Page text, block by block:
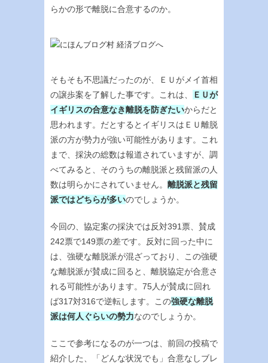
らかの形で離脱に合意するのか。
そもそも不思議だったのが、ＥＵがメイ首相
の譲歩案を了解した事です。これは、
ＥＵが
イギリスの合意なき離脱を防ぎたいからだと
思われます。だとするとイギリスはＥＵ離脱
派の方が勢力が強い可能性があります。これ
まで、採決の総数は報道されていますが、調
べてみると、そのうちの離脱派と残留派の人
数は明らかにされていません。 離脱派と残留
派ではどちらが多いのでしょうか。
今回の、協定案の採決では反対391票、賛成
242票で149票の差です。反対に回った中に
は、強硬な離脱派が混ざっており、この強硬
な離脱派が賛成に回ると、離脱協定が合意さ
れる可能性があります。75人が賛成に回れ
ば317対316で逆転します。この強硬な離脱
派は何人ぐらいの勢力なのでしょうか。
ここで参考になるのが一つは、前回の投稿で
紹介した、「どんな状況でも」合意なしブレ